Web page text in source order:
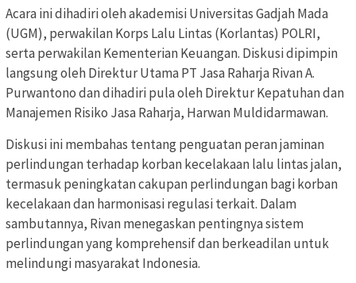
Acara ini dihadiri oleh akademisi Universitas Gadjah Mada
(UGM), perwakilan Korps Lalu Lintas (Korlantas) POLRI,
serta perwakilan Kementerian Keuangan. Diskusi dipimpin
langsung oleh Direktur Utama PT Jasa Raharja Rivan A.
Purwantono dan dihadiri pula oleh Direktur Kepatuhan dan
Manajemen Risiko Jasa Raharja, Harwan Muldidarmawan.
Diskusi ini membahas tentang penguatan peran jaminan
perlindungan terhadap korban kecelakaan lalu lintas jalan,
termasuk peningkatan cakupan perlindungan bagi korban
kecelakaan dan harmonisasi regulasi terkait. Dalam
sambutannya, Rivan menegaskan pentingnya sistem
perlindungan yang komprehensif dan berkeadilan untuk
melindungi masyarakat Indonesia.